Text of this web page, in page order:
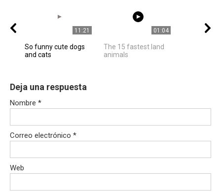
11:21
So funny cute dogs
and cats
01:04
The 15 fastest land
animals
Deja una respuesta
Nombre *
Correo electrónico *
Web